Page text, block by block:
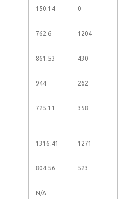
150.14 0
762.6 1204
861.53 430
944 262
725.11 358
1316.41 1271
804.56 523
N/A